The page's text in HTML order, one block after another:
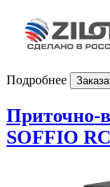
Подробнее
Приточно-
SOFFIO